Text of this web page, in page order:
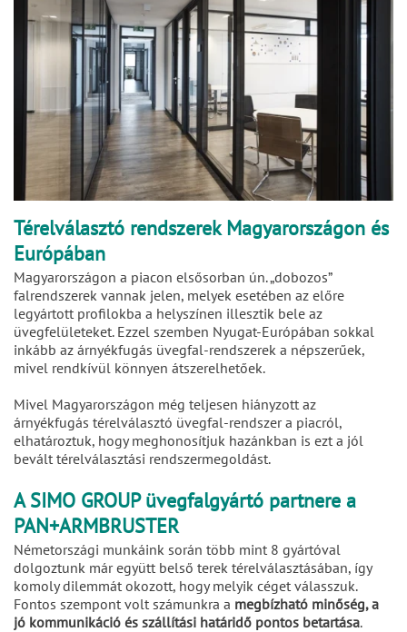
Térelválasztó rendszerek Magyarországon és
Európában
Magyarországon a piacon elsősorban ún. „dobozos”
falrendszerek vannak jelen, melyek esetében az előre
legyártott profilokba a helyszínen illesztik bele az
üvegfelületeket. Ezzel szemben Nyugat-Európában sokkal
inkább az árnyékfugás üvegfal-rendszerek a népszerűek,
mivel rendkívül könnyen átszerelhetőek.
Mivel Magyarországon még teljesen hiányzott az
árnyékfugás térelválasztó üvegfal-rendszer a piacról,
elhatároztuk, hogy meghonosítjuk hazánkban is ezt a jól
bevált térelválasztási rendszermegoldást.
A SIMO GROUP üvegfalgyártó partnere a
PAN+ARMBRUSTER
Németországi munkáink során több mint 8 gyártóval
dolgoztunk már együtt belső terek térelválasztásában, így
komoly dilemmát okozott, hogy melyik céget válasszuk.
Fontos szempont volt számunkra a megbízható minőség, a
jó kommunikáció és szállítási határidő pontos betartása.